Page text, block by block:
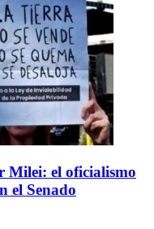
Milei: el oficialismo
el Senado